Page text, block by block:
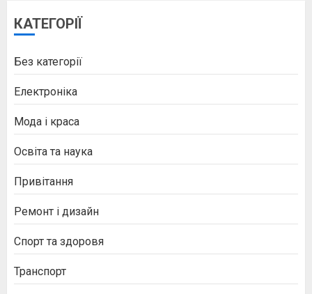
КАТЕГОРІЇ
Без категорії
Електроніка
Мода і краса
Освіта та наука
Привітання
Ремонт і дизайн
Спорт та здоровя
Транспорт